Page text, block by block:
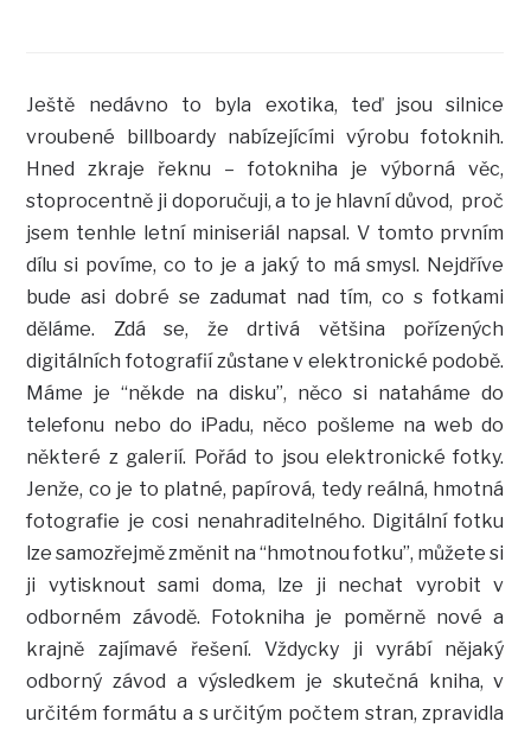
Ještě nedávno to byla exotika, teď jsou silnice
vroubené billboardy nabízejícími výrobu fotoknih.
Hned zkraje řeknu – fotokniha je výborná věc,
stoprocentně ji doporučuji, a to je hlavní důvod, proč
jsem tenhle letní miniseriál napsal. V tomto prvním
dílu si povíme, co to je a jaký to má smysl. Nejdříve
bude asi dobré se zadumat nad tím, co s fotkami
děláme. Zdá se, že drtivá většina pořízených
digitálních fotografií zůstane v elektronické podobě.
Máme je “někde na disku”, něco si nataháme do
telefonu nebo do iPadu, něco pošleme na web do
některé z galerií. Pořád to jsou elektronické fotky.
Jenže, co je to platné, papírová, tedy reálná, hmotná
fotografie je cosi nenahraditelného. Digitální fotku
lze samozřejmě změnit na “hmotnou fotku”, můžete si
ji vytisknout sami doma, lze ji nechat vyrobit v
odborném závodě. Fotokniha je poměrně nové a
krajně zajímavé řešení. Vždycky ji vyrábí nějaký
odborný závod a výsledkem je skutečná kniha, v
určitém formátu a s určitým počtem stran, zpravidla